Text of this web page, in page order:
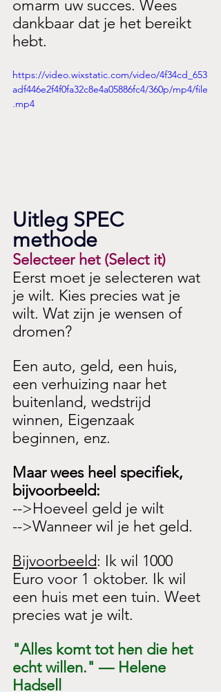
omarm uw succes. Wees
dankbaar dat je het bereikt
hebt.
https://video.wixstatic.com/video/4f34cd_653
adf446e2f4f0fa32c8e4a05886fc4/360p/mp4/file
.mp4
Uitleg SPEC
methode
Selecteer het (Select it)
Eerst moet je selecteren wat
je wilt. Kies precies wat je
wilt. Wat zijn je wensen of
dromen?
Een auto, geld, een huis,
een verhuizing naar het
buitenland, wedstrijd
winnen, Eigenzaak
beginnen, enz.
Maar wees heel specifiek,
bijvoorbeeld:
-->Hoeveel geld je wilt
-->Wanneer wil je het geld.
Bijvoorbeeld: Ik wil 1000
Euro voor 1 oktober. Ik wil
een huis met een tuin. Weet
precies wat je wilt.
"Alles komt tot hen die het
echt willen." — Helene
Hadsell